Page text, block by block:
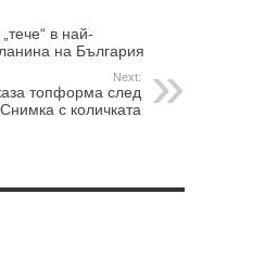
в най-
на България
Next:
топформа след
с количката